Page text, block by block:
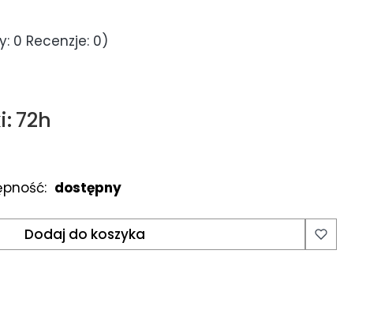
0 Recenzje: 0)
72h
dostępny
Dodaj do koszyka